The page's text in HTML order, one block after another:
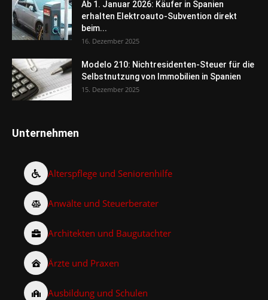
Ab 1. Januar 2026: Käufer in Spanien
erhalten Elektroauto-Subvention direkt
beim...
16. Dezember 2025
Modelo 210: Nichtresidenten-Steuer für die
Selbstnutzung von Immobilien in Spanien
15. Dezember 2025
Unternehmen
Alterspflege und Seniorenhilfe
Anwälte und Steuerberater
Architekten und Baugutachter
Ärzte und Praxen
Ausbildung und Schulen